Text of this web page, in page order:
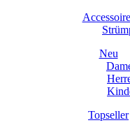
Neu
Topseller